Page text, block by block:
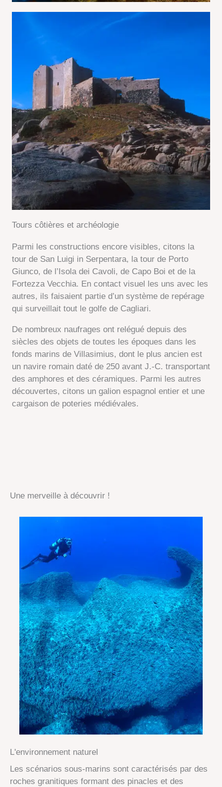
Tours côtières et archéologie
Parmi les constructions encore visibles, citons la
tour de San Luigi in Serpentara, la tour de Porto
Giunco, de l’Isola dei Cavoli, de Capo Boi et de la
Fortezza Vecchia. En contact visuel les uns avec les
autres, ils faisaient partie d’un système de repérage
qui surveillait tout le golfe de Cagliari.
De nombreux naufrages ont relégué depuis des
siècles des objets de toutes les époques dans les
fonds marins de Villasimius, dont le plus ancien est
un navire romain daté de 250 avant J.-C. transportant
des amphores et des céramiques. Parmi les autres
découvertes, citons un galion espagnol entier et une
cargaison de poteries médiévales.
Une merveille à découvrir !
L'environnement naturel
Les scénarios sous-marins sont caractérisés par des
roches granitiques formant des pinacles et des